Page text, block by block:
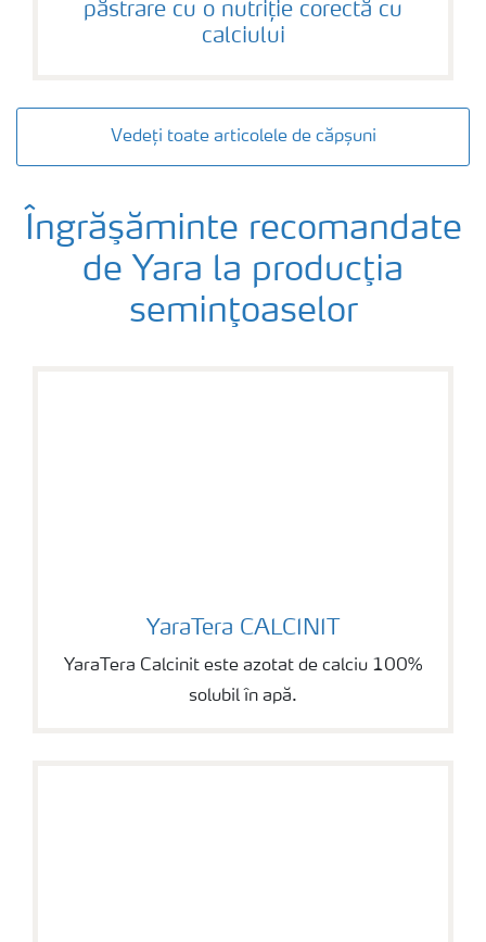
păstrare cu o nutriție corectă cu
calciului
Vedeți toate articolele de căpșuni
Îngrăşăminte recomandate
de Yara la producţia
seminţoaselor
YaraTera CALCINIT
YaraTera Calcinit este azotat de calciu 100%
solubil în apă.